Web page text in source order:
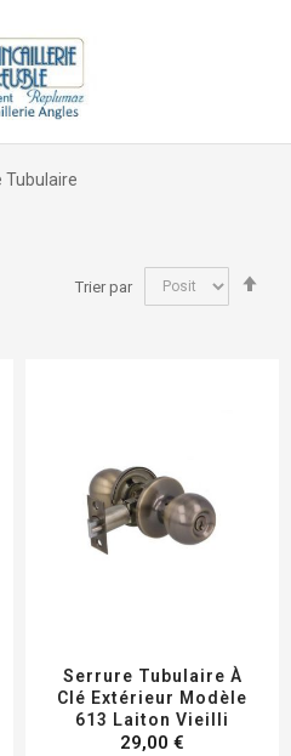
Tubulaire
Trier par
Serrure Tubulaire À
Clé Extérieur Modèle
613 Laiton Vieilli
29,00 €